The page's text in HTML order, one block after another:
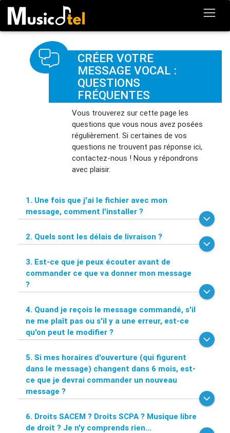
CRÉER VOTRE
MESSAGE VOCAL :
QUESTIONS
FRÉQUENTES
Vous trouverez sur cette page les
questions que vous nous avez posées
régulièrement. Si certaines de vos
questions ne trouvent pas réponse ici,
contactez-nous ! Nous y répondrons
avec plaisir.
1. Une fois que j'ai le fichier avec mon
message, comment l'installer ?
2. Quels sont les délais de livraison ?
3. Est-ce que je peux écouter avant de
commander ce que va donner mon message
?
4. Quand je reçois le message commandé, s'il
ne me plaît pas ou s'il y a une erreur, est-ce
qu'on peut le modifier ?
5. Si mes horaires d'ouverture (qui figurent
dans le message) changent dans 6 mois, est-
ce que je devrai commander un nouveau
message ?
6. Droits SACEM ? Droits SCPA ? Musique libre
de droit ? Je n'y comprends rien...